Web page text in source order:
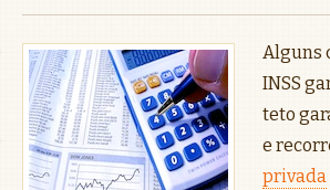
Alguns
INSS
teto
e
privada